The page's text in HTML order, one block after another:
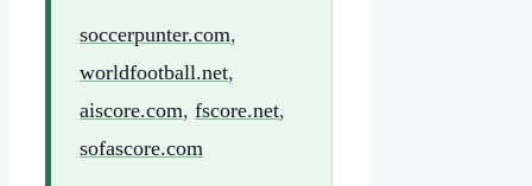
soccerpunter.com,
worldfootball.net,
aiscore.com, fscore.net,
sofascore.com